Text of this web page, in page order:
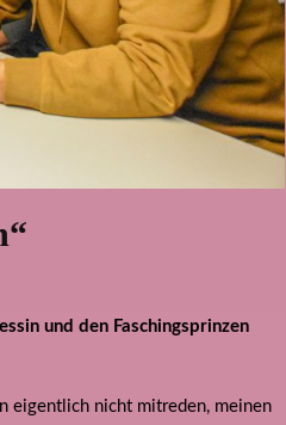
und den Faschingsprinzen
eigentlich nicht mitreden, meinen